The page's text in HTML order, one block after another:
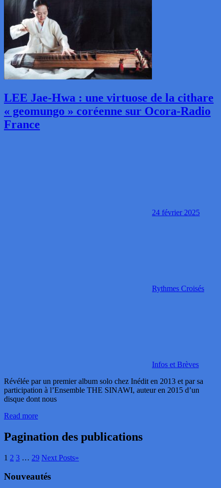
LEE Jae-Hwa : une virtuose de la cithare
« geomungo » coréenne sur Ocora-Radio
France
24 février 2025
Rythmes Croisés
Infos et Brèves
Révélée par un premier album solo chez Inédit en 2013 et par sa
participation à l’Ensemble THE SINAWI, auteur en 2015 d’un
disque dont nous
Read more
Pagination des publications
1 2 3 … 29 Next Posts»
Nouveautés